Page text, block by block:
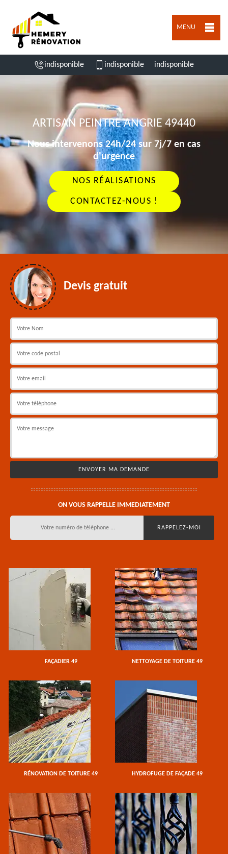
MENU
indisponible indisponible indisponible
ARTISAN PEINTRE ANGRIE 49440
Nous intervenons 24h/24 sur 7j/7 en cas
d'urgence
NOS RÉALISATIONS
CONTACTEZ-NOUS !
Devis gratuit
ON VOUS RAPPELLE IMMEDIATEMENT
FAÇADIER 49 NETTOYAGE DE TOITURE 49
RÉNOVATION DE TOITURE 49 HYDROFUGE DE FAÇADE 49